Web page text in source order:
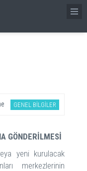
GENEL BİLGİLER
GÖNDERİLMESİ
yeni kurulacak
merkezlerinin